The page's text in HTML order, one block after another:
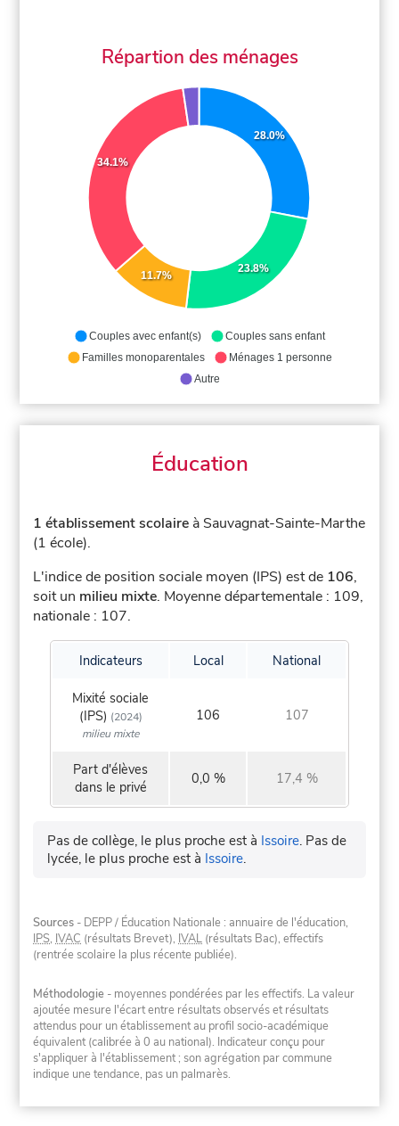
Répartion des ménages
28.0%
23.8%
11.7%
34.1%
Couples avec enfant(s)
Couples sans enfant
Familles monoparentales
Ménages 1 personne
Autre
Éducation
1 établissement scolaire à Sauvagnat-Sainte-Marthe
(1 école).
L'indice de position sociale moyen (IPS) est de 106,
soit un milieu mixte. Moyenne départementale : 109,
nationale : 107.
Indicateurs Local National
Mixité sociale
(IPS) (2024)
milieu mixte
106 107
Part d'élèves
dans le privé
0,0 % 17,4 %
Pas de collège, le plus proche est à Issoire. Pas de
lycée, le plus proche est à Issoire.
Sources - DEPP / Éducation Nationale : annuaire de l'éducation,
IPS, IVAC (résultats Brevet), IVAL (résultats Bac), effectifs
(rentrée scolaire la plus récente publiée).
Méthodologie - moyennes pondérées par les effectifs. La valeur
ajoutée mesure l'écart entre résultats observés et résultats
attendus pour un établissement au profil socio-académique
équivalent (calibrée à 0 au national). Indicateur conçu pour
s'appliquer à l'établissement ; son agrégation par commune
indique une tendance, pas un palmarès.